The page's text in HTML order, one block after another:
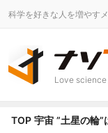
科学を好きな人を増やす
Love science
TOP 宇宙 ”土星の輪”